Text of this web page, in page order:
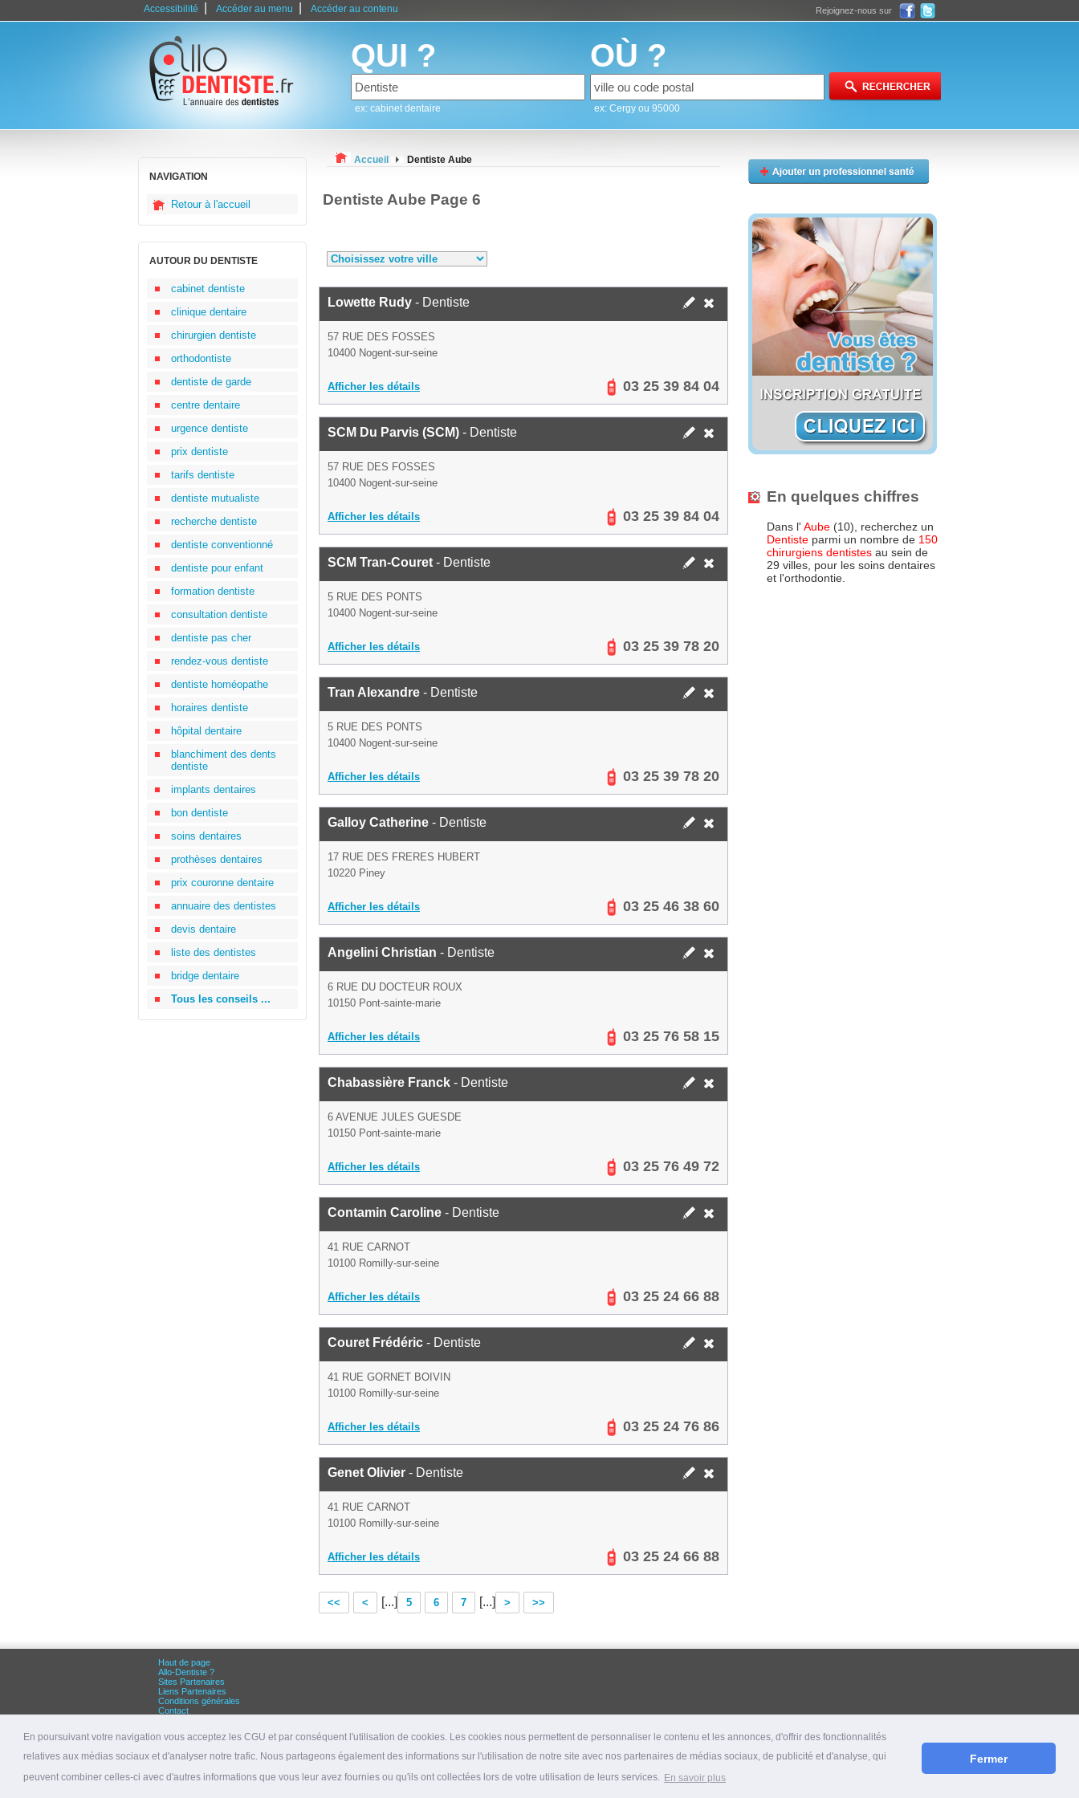
En poursuivant votre navigation vous acceptez les CGU et par conséquent l'utilisation de cookies. Les cookies nous permettent de personnaliser le contenu et les annonces, d'offrir des fonctionnalités
relatives aux médias sociaux et d'analyser notre trafic. Nous partageons également des informations sur l'utilisation de notre site avec nos partenaires de médias sociaux, de publicité et d'analyse, qui
peuvent combiner celles-ci avec d'autres informations que vous leur avez fournies ou qu'ils ont collectées lors de votre utilisation de leurs services. En savoir plus
Fermer
Accessibilité Accéder au menu Accéder au contenu Rejoignez-nous sur
QUI ?
ex: cabinet dentaire
OÙ ?
ex: Cergy ou 95000
NAVIGATION
Retour à l'accueil
AUTOUR DU DENTISTE
cabinet dentiste
clinique dentaire
chirurgien dentiste
orthodontiste
dentiste de garde
centre dentaire
urgence dentiste
prix dentiste
tarifs dentiste
dentiste mutualiste
recherche dentiste
dentiste conventionné
dentiste pour enfant
formation dentiste
consultation dentiste
dentiste pas cher
rendez-vous dentiste
dentiste homéopathe
horaires dentiste
hôpital dentaire
blanchiment des dents
dentiste
implants dentaires
bon dentiste
soins dentaires
prothèses dentaires
prix couronne dentaire
annuaire des dentistes
devis dentaire
liste des dentistes
bridge dentaire
Tous les conseils ...
Accueil Dentiste Aube
Dentiste Aube Page 6
Lowette Rudy - Dentiste
57 RUE DES FOSSES
10400 Nogent-sur-seine
Afficher les détails 03 25 39 84 04
SCM Du Parvis (SCM) - Dentiste
57 RUE DES FOSSES
10400 Nogent-sur-seine
Afficher les détails 03 25 39 84 04
SCM Tran-Couret - Dentiste
5 RUE DES PONTS
10400 Nogent-sur-seine
Afficher les détails 03 25 39 78 20
Tran Alexandre - Dentiste
5 RUE DES PONTS
10400 Nogent-sur-seine
Afficher les détails 03 25 39 78 20
Galloy Catherine - Dentiste
17 RUE DES FRERES HUBERT
10220 Piney
Afficher les détails 03 25 46 38 60
Angelini Christian - Dentiste
6 RUE DU DOCTEUR ROUX
10150 Pont-sainte-marie
Afficher les détails 03 25 76 58 15
Chabassière Franck - Dentiste
6 AVENUE JULES GUESDE
10150 Pont-sainte-marie
Afficher les détails 03 25 76 49 72
Contamin Caroline - Dentiste
41 RUE CARNOT
10100 Romilly-sur-seine
Afficher les détails 03 25 24 66 88
Couret Frédéric - Dentiste
41 RUE GORNET BOIVIN
10100 Romilly-sur-seine
Afficher les détails 03 25 24 76 86
Genet Olivier - Dentiste
41 RUE CARNOT
10100 Romilly-sur-seine
Afficher les détails 03 25 24 66 88
<< < [...] 5 6 7 [...] > >>
En quelques chiffres
Dans l' Aube (10), recherchez un
Dentiste parmi un nombre de 150
chirurgiens dentistes au sein de
29 villes, pour les soins dentaires
et l'orthodontie.
Haut de page
Allo-Dentiste ?
Sites Partenaires
Liens Partenaires
Conditions générales
Contact
Dentiste Lyon